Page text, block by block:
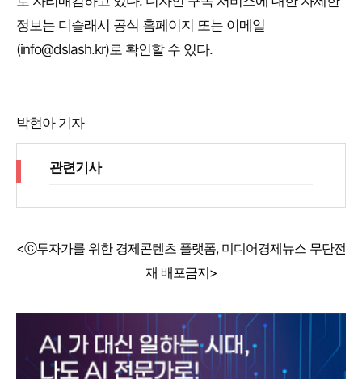
정보는 디슬래시 공식 홈페이지 또는 이메일
(info@dslash.kr)로 확인할 수 있다.
박현아 기자
관련기사
<ⓒ투자가를 위한 경제콘텐츠 플랫폼, 미디어경제뉴스 무단전
재 배포금지>